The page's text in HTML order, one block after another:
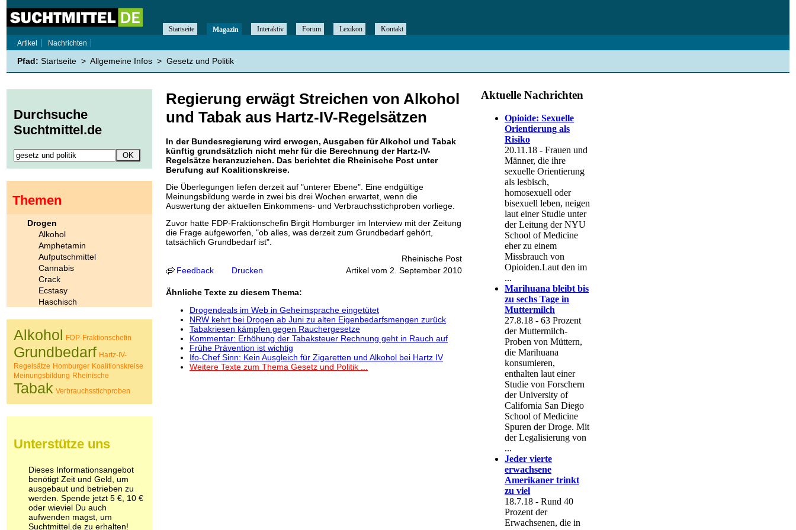
Regierung erwägt Streichen von Alkohol
und Tabak aus Hartz-IV-Regelsätzen
In der Bundesregierung wird erwogen, Ausgaben für Alkohol und Tabak
künftig grundsätzlich nicht mehr für die Berechnung der Hartz-IV-
Regelsätze heranzuziehen. Das berichtet die Rheinische Post unter
Berufung auf Koalitionskreise.
Die Überlegungen liefen derzeit auf "unterer Ebene". Eine endgültige
Meinungsbildung werde in zwei bis drei Wochen erwartet, wenn die
Auswertung der aktuellen Einkommens- und Verbrauchsstichproben vorliege.
Zuvor hatte FDP-Fraktionschefin Birgit Homburger im Interview mit der Zeitung
die Frage aufgeworfen, "ob alles, was derzeit zum Grundbedarf gehört,
tatsächlich Grundbedarf ist".
Rheinische Post
Artikel vom 2. September 2010
Feedback Drucken
Ähnliche Texte zu diesem Thema:
Drogendeals im Web in Geheimsprache eingetütet
NRW kehrt bei Drogen ab Juni zu alten Eigenbedarfsmengen zurück
Tabakriesen kämpfen gegen Rauchergesetze
Kommentar: Erhöhung der Tabaksteuer Rechnung geht in Rauch auf
Frühe Prävention ist wichtig
Ifo-Chef Sinn: Kein Ausgleich für Zigaretten und Alkohol bei Hartz IV
Weitere Texte zum Thema Gesetz und Politik ...
Startseite Magazin Interaktiv Forum Lexikon
Kontakt
Artikel
Nachrichten
Pfad: Startseite > Allgemeine Infos > Gesetz und Politik
Durchsuche
Suchtmittel.de
Themen
Drogen
Alkohol
Amphetamin
Aufputschmittel
Cannabis
Crack
Ecstasy
Haschisch
Koffein
Kokain
Lachgas
LSD
Marihuana
Medikamente
Meskalin
Muskatnuss
Opium
Pilze
Poppers
Psychopharmaka
Schlafmittel
Schmerzmittel
Alkohol FDP-Fraktionschefin
Grundbedarf Hartz-IV-
Regelsätze Homburger Koalitionskreise
Meinungsbildung Rheinische
Tabak Verbrauchsstichproben
Unterstütze uns
Dieses Informationsangebot
benötigt Zeit und Geld, um
ausgebaut und betrieben zu
werden. Spende jetzt 5 €, 10 €
oder wieviel Du auch
aufwenden magst, um
Suchtmittel.de zu erhalten!